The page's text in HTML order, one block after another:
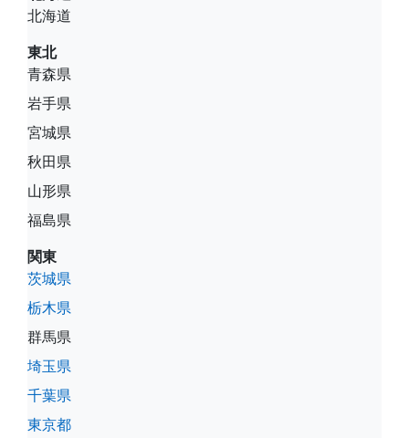
北海道
東北
青森県
岩手県
宮城県
秋田県
山形県
福島県
関東
茨城県
栃木県
群馬県
埼玉県
千葉県
東京都